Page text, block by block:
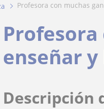
profesora con muchas
Profesora
enseñar
Descripción